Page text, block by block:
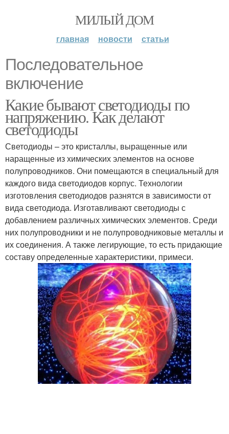
МИЛЫЙ ДОМ
главная новости статьи
Последовательное
включение
Какие бывают светодиоды по
напряжению. Как делают
светодиоды
Светодиоды – это кристаллы, выращенные или
наращенные из химических элементов на основе
полупроводников. Они помещаются в специальный для
каждого вида светодиодов корпус. Технологии
изготовления светодиодов разнятся в зависимости от
вида светодиода. Изготавливают светодиоды с
добавлением различных химических элементов. Среди
них полупроводники и не полупроводниковые металлы и
их соединения. А также легирующие, то есть придающие
составу определенные характеристики, примеси.